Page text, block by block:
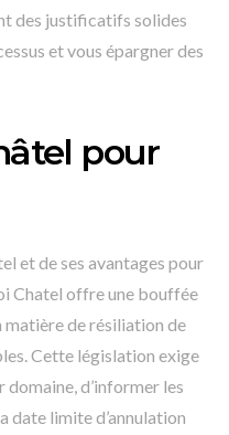
des justificatifs solides
et vous épargner des
pour
et de ses avantages pour
Chatel offre une bouffée
matière de résiliation de
Cette législation exige
domaine, d’informer les
date limite d’annulation